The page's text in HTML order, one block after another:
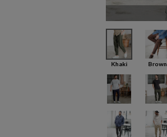
Khaki Brown